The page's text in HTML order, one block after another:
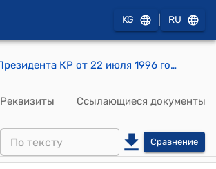
KG RU
Указ Президента КР от 22 июля 1996 года УП №239 "О Тилебалиеве А.К."
Реквизиты Ссылающиеся документы
Сравнение